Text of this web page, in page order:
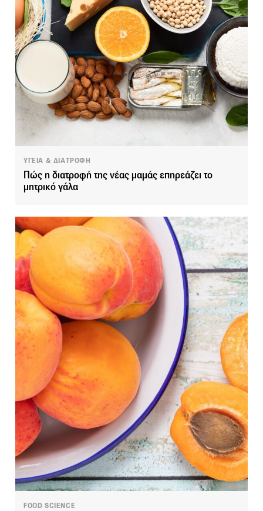
ΥΓΕΙΑ & ΔΙΑΤΡΟΦΗ
Πώς η διατροφή της νέας μαμάς επηρεάζει το
μητρικό γάλα
FOOD SCIENCE